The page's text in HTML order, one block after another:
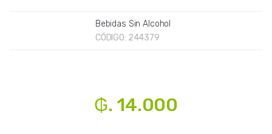
Bebidas Sin Alcohol
CÓDIGO: 244379
₲. 14.000